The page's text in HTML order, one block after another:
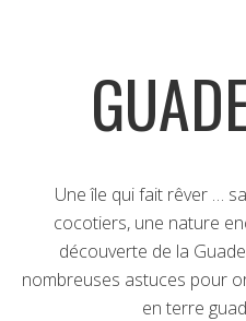
Une île qui fait rêver …
cocotiers, une nature
découverte de la
nombreuses astuces pour
en terre